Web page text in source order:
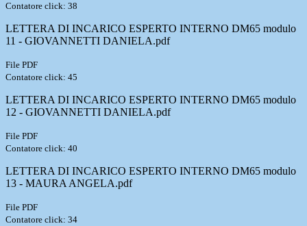
Contatore click: 38
LETTERA DI INCARICO ESPERTO INTERNO DM65 modulo
11 - GIOVANNETTI DANIELA.pdf
File PDF
Contatore click: 45
LETTERA DI INCARICO ESPERTO INTERNO DM65 modulo
12 - GIOVANNETTI DANIELA.pdf
File PDF
Contatore click: 40
LETTERA DI INCARICO ESPERTO INTERNO DM65 modulo
13 - MAURA ANGELA.pdf
File PDF
Contatore click: 34